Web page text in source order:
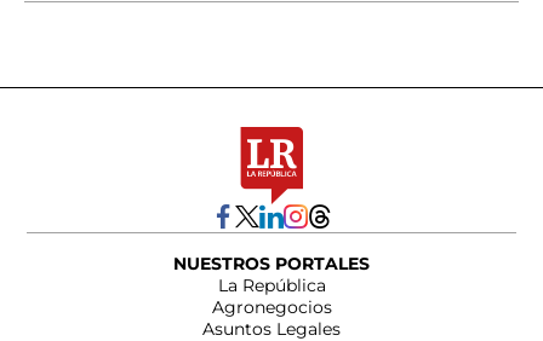
NUESTROS PORTALES
La República
Agronegocios
Asuntos Legales